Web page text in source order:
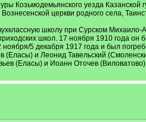
Козьмодемьянского уезда
церкви родного села,
школу при Сурском
школ. 17 ноября 1910 года
5 декабря 1917 года и был
и Леонид Тавельский
(Еласы) и Иоанн Оточев